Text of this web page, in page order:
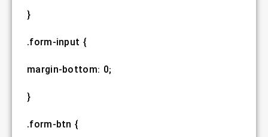
}
.form-input {
margin-bottom: 0;
}
.form-btn {